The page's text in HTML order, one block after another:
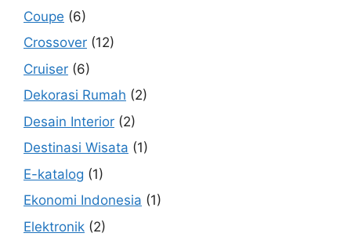
Coupe (6)
Crossover (12)
Cruiser (6)
Dekorasi Rumah (2)
Desain Interior (2)
Destinasi Wisata (1)
E-katalog (1)
Ekonomi Indonesia (1)
Elektronik (2)